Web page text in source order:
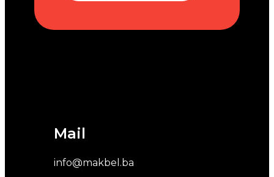
Mail
info@makbel.ba